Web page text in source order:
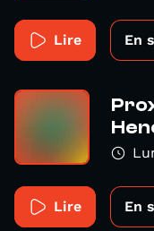
Lire En
Lire En